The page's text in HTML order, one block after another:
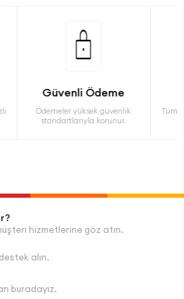
Güvenli Ödeme
Ödemeler yüksek güvenlik
standartlarıyla korunur.
Tüm
hizmetlerine göz atın.
alın.
buradayız.